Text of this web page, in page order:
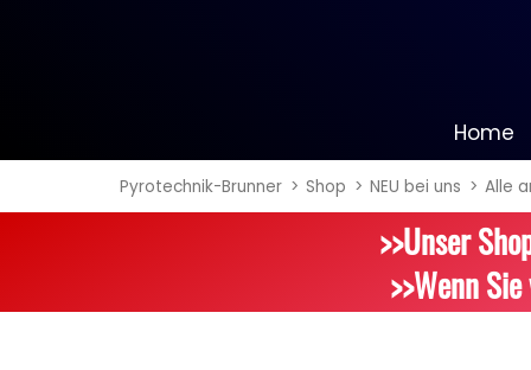
Home
Pyrotechnik-Brunner Shop NEU bei uns Alle
>>Unser
>>Wenn